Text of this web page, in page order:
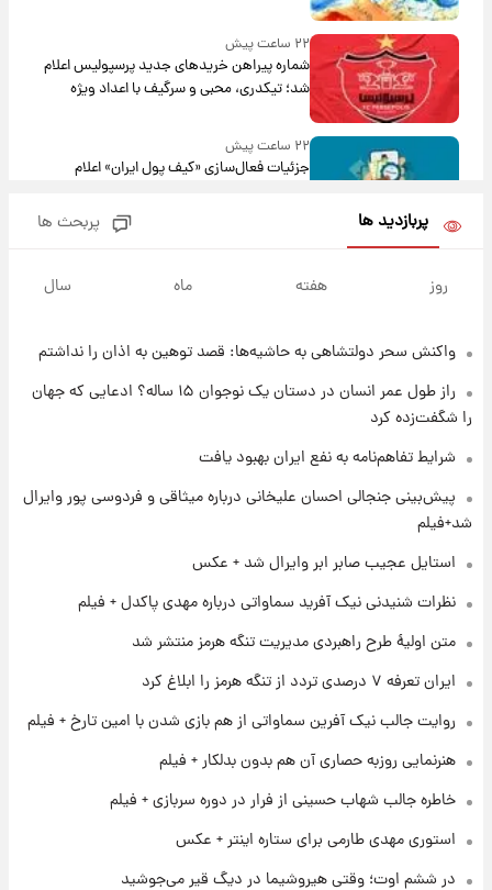
۲۲ ساعت پیش
شماره پیراهن خریدهای جدید پرسپولیس اعلام
شد؛ تیکدری، محبی و سرگیف با اعداد ویژه
۲۲ ساعت پیش
جزئیات فعال‌سازی «کیف پول ایران» اعلام
امروز پنجشنبه ۱۵ مرداد ۱۴۰۵ +جدول
۱ روز پیش
شد
۱ روز پیش
شاهین، کوییک، اطلس، سهند و ساینا با اقساط
سیگنال‌های جدید برای بازار طلا؛ پیش‌بینی
۱ روز پیش
پربازدید ها پربحث ها
روز هفته ماه سال
واکنش سحر دولتشاهی به حاشیه‌ها: قصد توهین به اذان را نداشتم
راز طول عمر انسان در دستان یک نوجوان ۱۵ ساله؟ ادعایی که جهان
را شگفت‌زده کرد
شرایط تفاهم‌نامه به نفع ایران بهبود یافت
پیش‌بینی جنجالی احسان علیخانی درباره میثاقی و فردوسی پور وایرال
شد+فیلم
استایل عجیب صابر ابر وایرال شد + عکس
نظرات شنیدنی نیک آفرید سماواتی درباره مهدی پاکدل + فیلم
متن اولیۀ طرح راهبردی مدیریت تنگه هرمز منتشر شد
ایران تعرفه ۷ درصدی تردد از تنگه هرمز را ابلاغ کرد
روایت جالب نیک آفرین سماواتی از هم بازی شدن با امین تارخ + فیلم
هنرنمایی روزبه حصاری آن هم بدون بدلکار + فیلم
خاطره جالب شهاب حسینی از فرار در دوره سربازی + فیلم
استوری مهدی طارمی برای ستاره اینتر + عکس
در ششم اوت؛ وقتی هیروشیما در دیگ قیر می‌جوشید